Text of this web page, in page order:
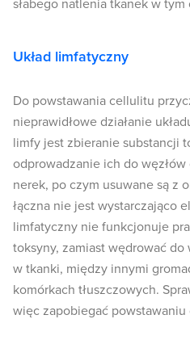
słabego natlenia tkanek w tym
Układ limfatyczny
Do powstawania cellulitu
nieprawidłowe działanie
limfy jest zbieranie substancji
odprowadzanie ich do
nerek, po czym usuwane są z
łączna nie jest wystarczająco
limfatyczny nie funkcjonuje
toksyny, zamiast wędrować do
w tkanki, między innymi
komórkach tłuszczowych.
więc zapobiegać